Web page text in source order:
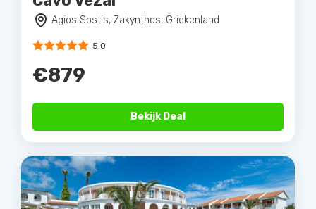
Agios Sostis, Zakynthos, Griekenland
5.0
€879
Bekijk Deal